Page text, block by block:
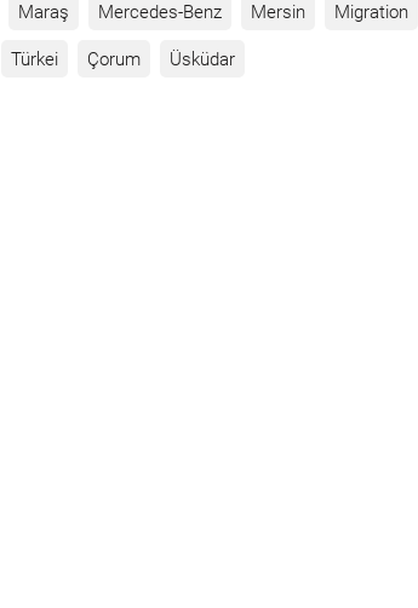
Maraş Mercedes-Benz Mersin Migration
Türkei Çorum Üsküdar